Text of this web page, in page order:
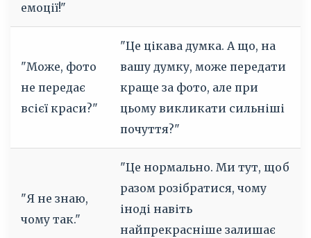
емоції!"
"Може, фото
не передає
всієї краси?"
"Це цікава думка. А що, на
вашу думку, може передати
краще за фото, але при
цьому викликати сильніші
почуття?"
"Я не знаю,
чому так."
"Це нормально. Ми тут, щоб
разом розібратися, чому
іноді навіть
найпрекрасніше залишає